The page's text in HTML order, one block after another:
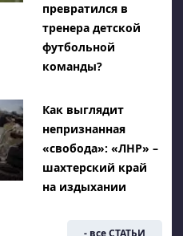
превратился в
тренера детской
футбольной
команды?
Как выглядит
непризнанная
«свобода»: «ЛНР» –
шахтерский край
на издыхании